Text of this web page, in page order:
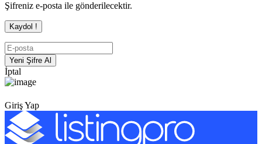
Şifreniz e-posta ile gönderilecektir.
İptal
Giriş Yap